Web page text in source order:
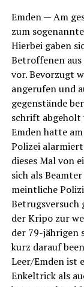
Emden — Am
zum
Hier­bei gaben
Betrof­fe­nen
vor. Bevor­zugt
ange­ru­fen und
ge­gen­stän­de
schrift abge­holt
Emden hat­te
Poli­zei
die­ses Mal von
sich als
meint­li­che
Betrugs­ver­such
der Kri­po zur
der 79-jäh­ri­gen
kurz dar­auf
Leer/Emden ist
Enkel­trick als